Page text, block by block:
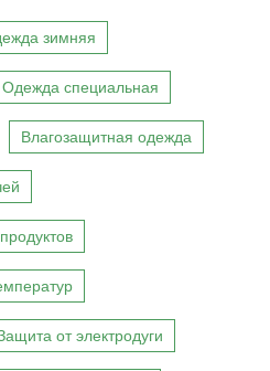
зимняя
Одежда специальная
Влагозащитная одежда
от электродуги